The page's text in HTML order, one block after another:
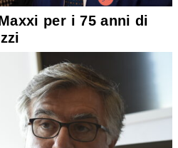
per i 75 anni di